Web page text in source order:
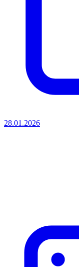
28.01.2026